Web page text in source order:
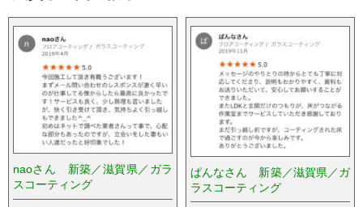
naoさん 新築／滋賀県／ガラ
スコーティング
ぱんなさん 新築／滋賀県／ガ
ラスコーティング